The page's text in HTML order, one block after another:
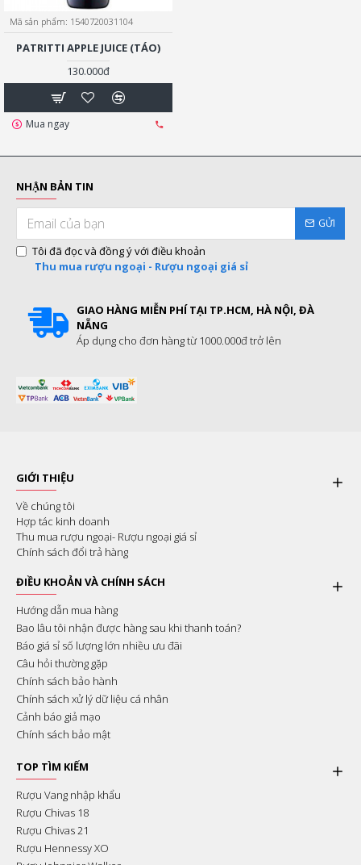
Mã sản phẩm: 1540720031104
PATRITTI APPLE JUICE (TÁO)
130.000đ
Mua ngay
NHẬN BẢN TIN
GỬI
Tôi đã đọc và đồng ý với điều khoản
Thu mua rượu ngoại - Rượu ngoại giá sỉ
GIAO HÀNG MIỄN PHÍ TẠI TP.HCM, HÀ NỘI, ĐÀ
NẴNG
Áp dụng cho đơn hàng từ 1000.000đ trở lên
GIỚI THIỆU
Về chúng tôi
Hợp tác kinh doanh
Thu mua rượu ngoại- Rượu ngoại giá sỉ
Chính sách đổi trả hàng
ĐIỀU KHOẢN VÀ CHÍNH SÁCH
Hướng dẫn mua hàng
Bao lâu tôi nhận được hàng sau khi thanh toán?
Báo giá sỉ số lượng lớn nhiều ưu đãi
Câu hỏi thường gặp
Chính sách bảo hành
Chính sách xử lý dữ liệu cá nhân
Cảnh báo giả mạo
Chính sách bảo mật
TOP TÌM KIẾM
Rượu Vang nhập khẩu
Rượu Chivas 18
Rượu Chivas 21
Rượu Hennessy XO